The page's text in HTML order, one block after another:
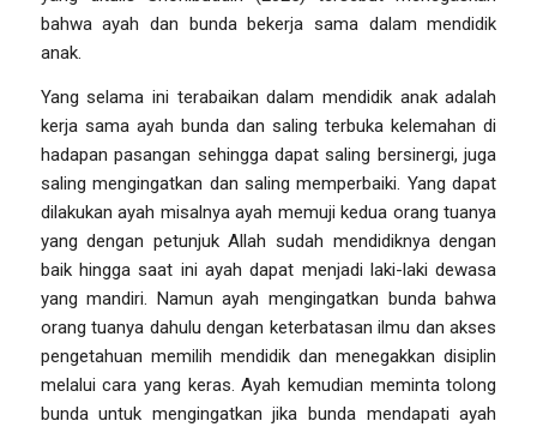
bahwa ayah dan bunda bekerja sama dalam mendidik
anak.
Yang selama ini terabaikan dalam mendidik anak adalah
kerja sama ayah bunda dan saling terbuka kelemahan di
hadapan pasangan sehingga dapat saling bersinergi, juga
saling mengingatkan dan saling memperbaiki. Yang dapat
dilakukan ayah misalnya ayah memuji kedua orang tuanya
yang dengan petunjuk Allah sudah mendidiknya dengan
baik hingga saat ini ayah dapat menjadi laki-laki dewasa
yang mandiri. Namun ayah mengingatkan bunda bahwa
orang tuanya dahulu dengan keterbatasan ilmu dan akses
pengetahuan memilih mendidik dan menegakkan disiplin
melalui cara yang keras. Ayah kemudian meminta tolong
bunda untuk mengingatkan jika bunda mendapati ayah